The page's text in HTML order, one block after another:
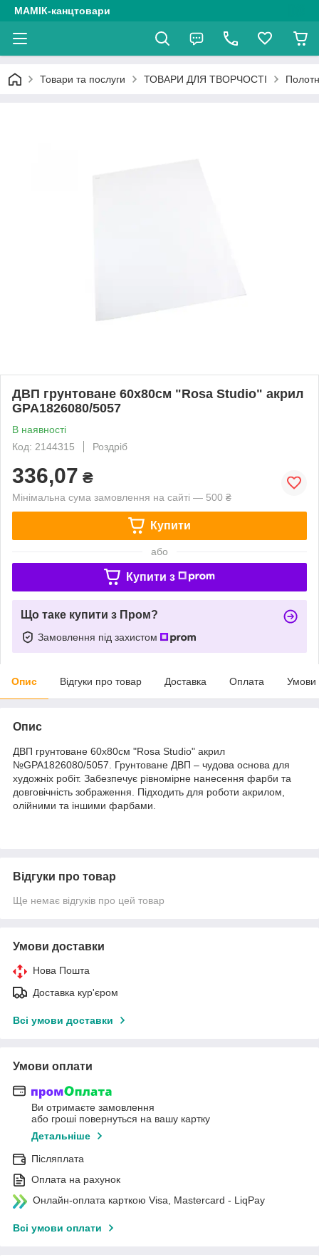
МАМІК-канцтовари
Товари та послуги ТОВАРИ ДЛЯ ТВОРЧОСТІ
ДВП грунтоване 60х80см "Rosa Studio" акрил
GPA1826080/5057
В наявності
Код: 2144315
Роздріб
336,07 ₴
Мінімальна сума замовлення на сайті — 500 ₴
Купити
або
Купити з
Що таке купити з Пром?
Замовлення під захистом
Опис Відгуки про товар Доставка Оплата Умови
Опис
ДВП грунтоване 60х80см "Rosa Studio" акрил
№GPA1826080/5057. Грунтоване ДВП – чудова основа для
художніх робіт. Забезпечує рівномірне нанесення фарби та
довговічність зображення. Підходить для роботи акрилом,
олійними та іншими фарбами.
Відгуки про товар
Ще немає відгуків про цей товар
Умови доставки
Нова Пошта
Доставка кур'єром
Всі умови доставки
Умови оплати
Ви отримаєте замовлення
або гроші повернуться на вашу картку
Детальніше
Післяплата
Оплата на рахунок
Онлайн-оплата карткою Visa, Mastercard - LiqPay
Всі умови оплати